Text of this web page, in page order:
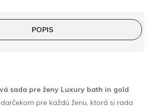
POPIS
sada pre ženy Luxury bath in gold
pre každú ženu, ktorá si rada